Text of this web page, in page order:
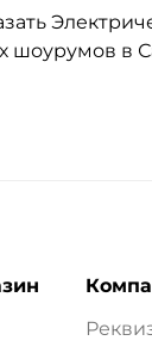
шоурумов в